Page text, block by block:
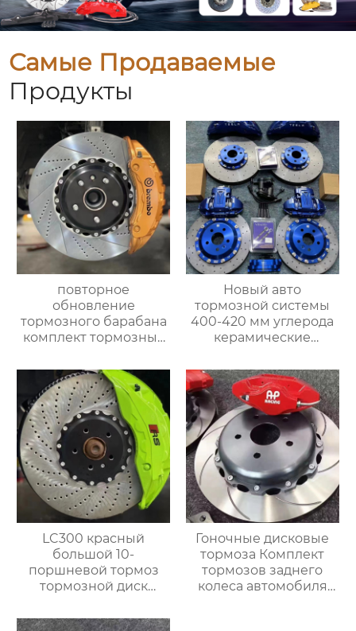
Самые Продаваемые
Продукты
повторное
обновление
тормозного барабана
комплект тормозных
mercedes gle g
универсал
автомобиль vitz
автомобиль Toyota
подержанный
автомобиль vitz
Новый авто
тормозной системы
400-420 мм углерода
керамические
комплект с большой
тормозной суппорт
LC300 красный
большой 10-
поршневой тормоз
тормозной диск
сверлильных дисков
Гоночные дисковые
тормоза Комплект
тормозов заднего
колеса автомобиля